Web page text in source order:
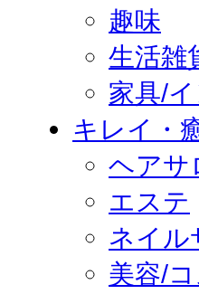
趣味
生活雑
家具/
キレイ・
ヘアサ
エステ
ネイル
美容/